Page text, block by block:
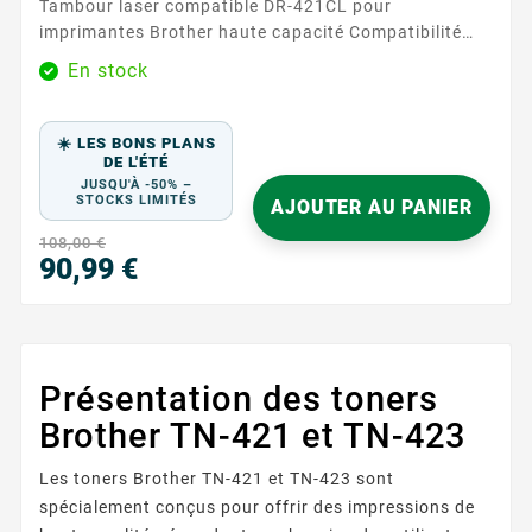
Tambour laser compatible DR-421CL pour
imprimantes Brother haute capacité Compatibilité
étendue avec les imprimantes Brother
professionnelles Ce tambour compatible Brother
Brother DR-421CL. Conçu pour les environnements
professionnels exigeants, il est compatible avec une
large gamme...
En stock
☀️ LES BONS PLANS
DE L'ÉTÉ
JUSQU'À -50% –
STOCKS LIMITÉS
108,00 €
90,99 €
AJOUTER AU PANIER
Présentation des toners
Brother TN-421 et TN-423
Les toners Brother TN-421 et TN-423 sont
spécialement conçus pour offrir des impressions de